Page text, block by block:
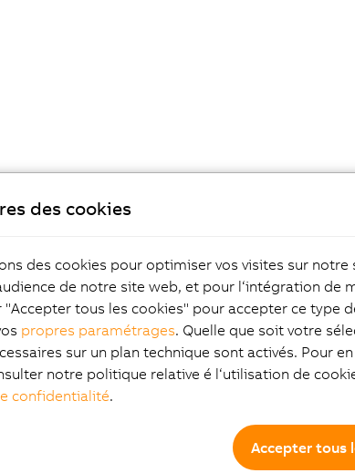
des cookies
des cookies pour optimiser vos visites sur notre
de notre site web, et pour l‘intégration de
"Accepter tous les cookies" pour accepter ce type
propres paramétrages. Quelle que soit votre
sur un plan technique sont activés. Pour
notre politique relative é l‘utilisation de
confidentialité.
Accepter tous